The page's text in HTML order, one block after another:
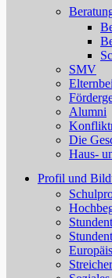
SMV
Alumni
Die
Haus-
Profil und